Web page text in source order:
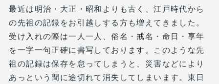
最近は明治・大正・昭和よりも古く、江戸時代から
の先祖の記録をお引越しする方も増えてきました。
受け入れの際は一人一人、俗名・戒名・命日・享年
を一字一句正確に書写しております。このような先
祖の記録は保存を怠ってしまうと、災害などにより
あっという間に途切れて消失してしまいます。東日